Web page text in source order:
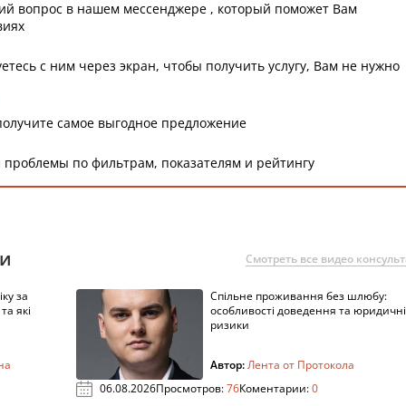
вопрос в нашем мессенджере , который поможет Вам
с ним через экран, чтобы получить услугу, Вам не нужно
самое выгодное предложение
по фильтрам, показателям и рейтингу
Смотреть все видео
за
які
Спільне проживання без шлюбу:
особливості доведення та юридичні
ризики
Автор:Лента от Протокола
06.08.2026Просмотров:76Коментарии:0